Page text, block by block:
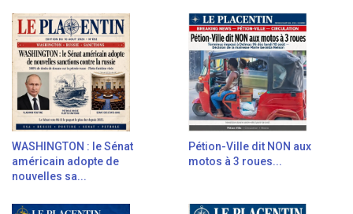
WASHINGTON : le Sénat
américain adopte de
nouvelles sa...
Pétion-Ville dit NON aux
motos à 3 roues...